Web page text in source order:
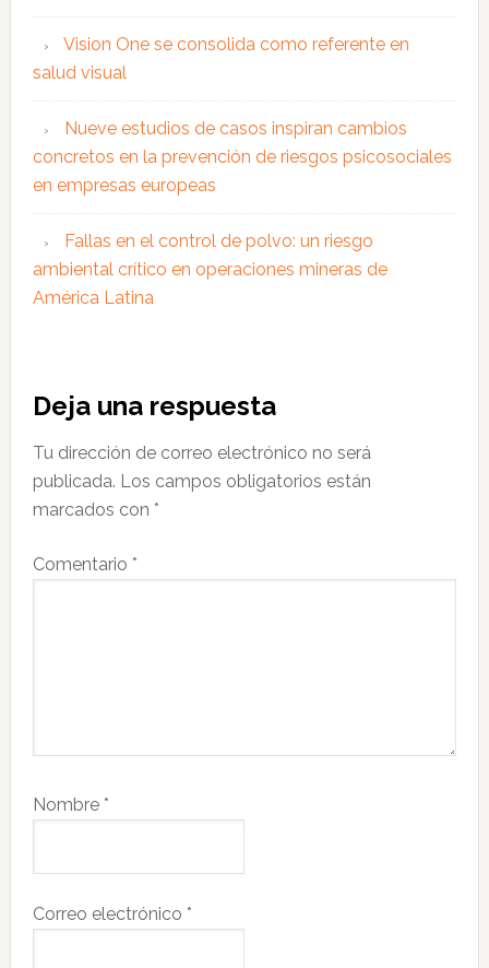
Vision One se consolida como referente en
salud visual
Nueve estudios de casos inspiran cambios
concretos en la prevención de riesgos psicosociales
en empresas europeas
Fallas en el control de polvo: un riesgo
ambiental crítico en operaciones mineras de
América Latina
Interacciones
con
los
lectores
Deja una respuesta
Tu dirección de correo electrónico no será
publicada. Los campos obligatorios están
marcados con *
Comentario *
Nombre *
Correo electrónico *